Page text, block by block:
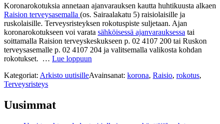
Koronarokotuksia annetaan ajanvarauksen kautta huhtikuusta alkaen
Raision terveysasemalla (os. Sairaalakatu 5) raisiolaisille ja
ruskolaisille. Terveysristeyksen rokotuspiste suljetaan. Ajan
koronarokotukseen voi varata sähköisessä ajanvarauksessa tai
soittamalla Raision terveyskeskukseen p. 02 4107 200 tai Ruskon
terveysasemalle p. 02 4107 204 ja valitsemalla valikosta kohdan
rokotukset. … Lue loppuun
Kategoriat: Arkisto uutisilleAvainsanat: korona, Raisio, rokotus,
Terveysristeys
Uusimmat